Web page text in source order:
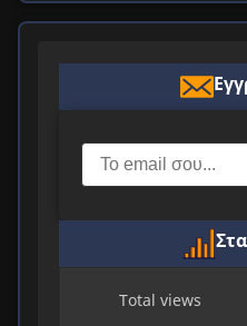
Total views